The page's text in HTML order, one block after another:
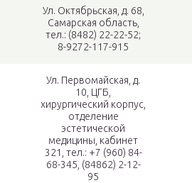
Ул. Октябрьская, д. 68,
Самарская область,
тел.: (8482) 22-22-52;
8-9272-117-915
Ул. Первомайская, д.
10, ЦГБ,
хирургический корпус,
отделение
эстетической
медицины, кабинет
321, тел.: +7 (960) 84-
68-345, (84862) 2-12-
95